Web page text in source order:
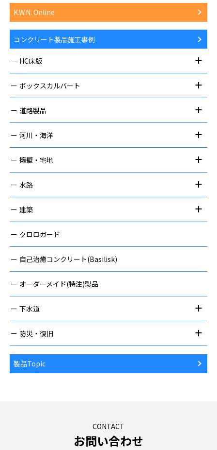
K.W.N. Online
コンクリート製品施工事例
HC床版
ボックスカルバート
道路製品
河川・海洋
擁壁・宅地
水路
建築
クロロガード
自己治癒コンクリート(Basilisk)
オーダーメイド(特注)製品
下水道
防災・復旧
製品Topic
CONTACT
お問い合わせ